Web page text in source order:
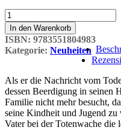
Die
Sicht
der
Dinge
(Neuausgabe)
In den Warenkorb
ISBN: 9783551804983
Kategorie: Neuheiten
Als er die Nachricht vom
dessen Beerdigung in seinen
Familie nicht mehr besucht,
seine Kindheit und Jugend
Vater bei der Totenwache die